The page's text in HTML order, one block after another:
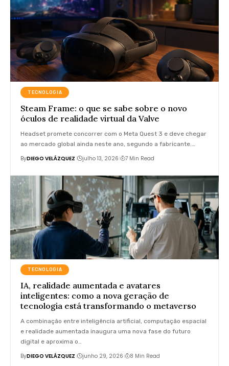
TECNOLOGIA
Steam Frame: o que se sabe sobre o novo
óculos de realidade virtual da Valve
Headset promete concorrer com o Meta Quest 3 e deve chegar
ao mercado global ainda neste ano, segundo a fabricante.…
ByDIEGO VELÁZQUEZ julho 13, 2026 7 Min Read
TECNOLOGIA
IA, realidade aumentada e avatares
inteligentes: como a nova geração de
tecnologia está transformando o metaverso
A combinação entre inteligência artificial, computação espacial
e realidade aumentada inaugura uma nova fase do futuro
digital e aproxima o…
ByDIEGO VELÁZQUEZ junho 29, 2026 8 Min Read